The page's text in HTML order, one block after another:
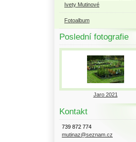
Ivety Mutinové
Fotoalbum
Poslední fotografie
Jaro 2021
Kontakt
739 872 774
mutinaz@seznam.cz